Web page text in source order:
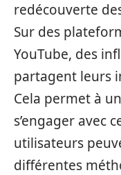
redécouverte
Sur des
YouTube, des
partagent leurs
Cela permet à
s’engager avec
utilisateurs
différentes